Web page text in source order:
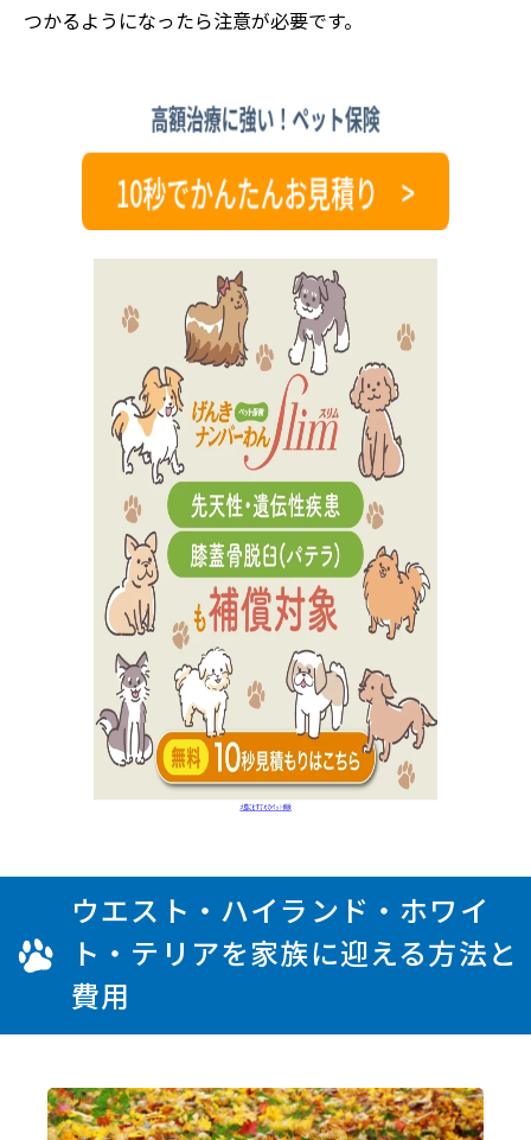
つかるようになったら注意が必要です。
ウエスト・ハイランド・ホワイ
ト・テリアを家族に迎える方法と
費用